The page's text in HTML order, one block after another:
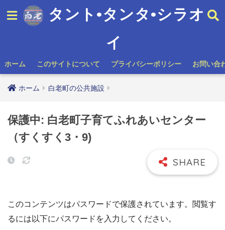
タント•タンタ•シラオ
イ
ホーム このサイトについて プライバシーポリシー お問い合
ホーム 白老町の公共施設
保護中: 白老町子育てふれあいセンター
（すくすく3・9)
このコンテンツはパスワードで保護されています。閲覧す
るには以下にパスワードを入力してください。